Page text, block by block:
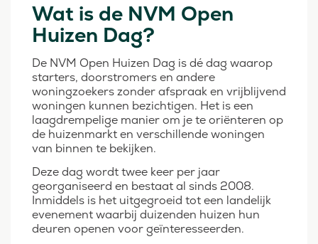
Wat is de NVM Open
Huizen Dag?
De NVM Open Huizen Dag is dé dag waarop
starters, doorstromers en andere
woningzoekers zonder afspraak en vrijblijvend
woningen kunnen bezichtigen. Het is een
laagdrempelige manier om je te oriënteren op
de huizenmarkt en verschillende woningen
van binnen te bekijken.
Deze dag wordt twee keer per jaar
georganiseerd en bestaat al sinds 2008.
Inmiddels is het uitgegroeid tot een landelijk
evenement waarbij duizenden huizen hun
deuren openen voor geïnteresseerden.